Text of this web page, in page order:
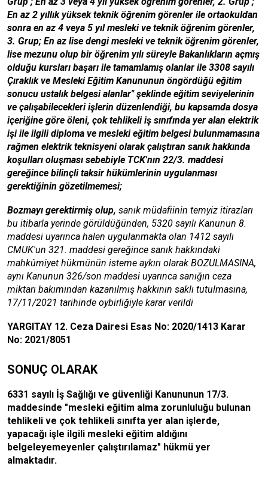
En az 2 yıllık yüksek teknik öğrenim görenler ile ortaokuldan
sonra en az 4 veya 5 yıl mesleki ve teknik öğrenim görenler,
3. Grup; En az lise dengi mesleki ve teknik öğrenim görenler,
lise mezunu olup bir öğrenim yılı süreyle Bakanlıkların açmış
olduğu kursları başarı ile tamamlamış olanlar ile 3308 sayılı
Çıraklık ve Mesleki Eğitim Kanununun öngördüğü eğitim
sonucu ustalık belgesi alanlar" şeklinde eğitim seviyelerinin
ve çalışabilecekleri işlerin düzenlendiği, bu kapsamda dosya
içeriğine göre öleni, çok tehlikeli iş sınıfında yer alan elektrik
işi ile ilgili diploma ve mesleki eğitim belgesi bulunmamasına
rağmen elektrik teknisyeni olarak çalıştıran sanık hakkında
koşulları oluşması sebebiyle TCK'nın 22/3. maddesi
gereğince bilinçli taksir hükümlerinin uygulanması
gerektiğinin gözetilmemesi;
Bozmayı gerektirmiş olup, sanık müdafiinin temyiz itirazları
bu itibarla yerinde görüldüğünden, 5320 sayılı Kanunun 8.
maddesi uyarınca halen uygulanmakta olan 1412 sayılı
CMUK'un 321. maddesi gereğince sanık hakkındaki
mahkûmiyet hükmünün isteme aykırı olarak BOZULMASINA,
aynı Kanunun 326/son maddesi uyarınca sanığın ceza
miktarı bakımından kazanılmış hakkının saklı tutulmasına,
17/11/2021 tarihinde oybirliğiyle karar verildi
YARGITAY 12. Ceza Dairesi Esas No: 2020/1413 Karar
No: 2021/8051
SONUÇ OLARAK
6331 sayılı İş Sağlığı ve güvenliği Kanununun 17/3.
maddesinde "mesleki eğitim alma zorunluluğu bulunan
tehlikeli ve çok tehlikeli sınıfta yer alan işlerde,
yapacağı işle ilgili mesleki eğitim aldığını
belgeleyemeyenler çalıştırılamaz" hükmü yer
almaktadır.